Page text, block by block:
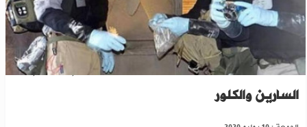
"حظر الأسلحة الكيميائية" تدين استخدام النظام
السارين والكلور